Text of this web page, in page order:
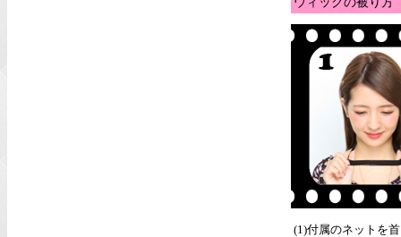
(1)付属のネットを